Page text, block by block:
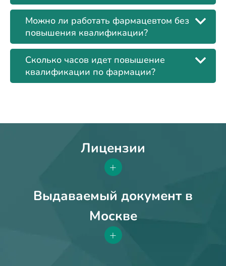
Можно ли работать фармацевтом без
повышения квалификации?
Сколько часов идет повышение
квалификации по фармации?
Лицензии
+
Выдаваемый документ в
Москве
+